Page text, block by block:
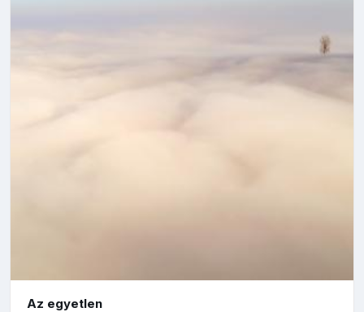
Az egyetlen